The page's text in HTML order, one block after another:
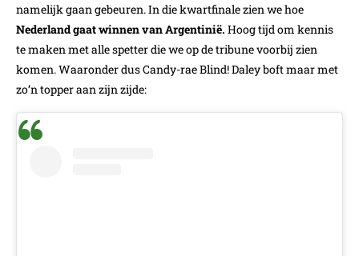
namelijk gaan gebeuren. In die kwartfinale zien we hoe
Nederland gaat winnen van Argentinië. Hoog tijd om kennis
te maken met alle spetter die we op de tribune voorbij zien
komen. Waaronder dus Candy-rae Blind! Daley boft maar met
zo’n topper aan zijn zijde: